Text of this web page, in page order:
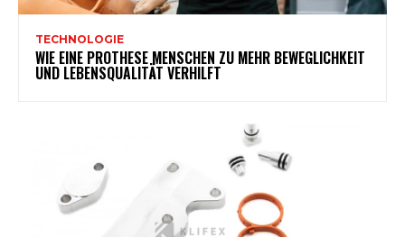
TECHNOLOGIE
WIE EINE PROTHESE MENSCHEN ZU MEHR BEWEGLICHKEIT
UND LEBENSQUALITÄT VERHILFT